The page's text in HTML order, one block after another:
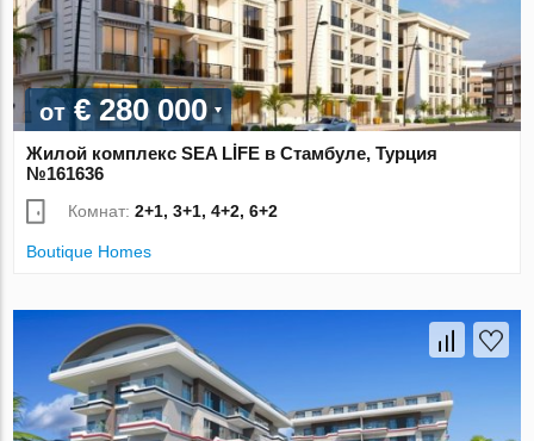
от€ 280 000
Жилой комплекс SEA LİFE в Стамбуле, Турция
№161636
Комнат:2+1, 3+1, 4+2, 6+2
Boutique Homes